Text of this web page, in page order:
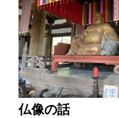
仏像の話